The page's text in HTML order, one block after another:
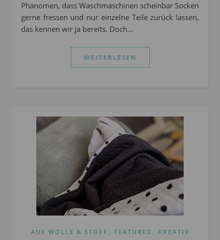
Phänomen, dass Waschmaschinen scheinbar Socken
gerne fressen und nur einzelne Teile zurück lassen,
das kennen wir ja bereits. Doch…
WEITERLESEN
AUS WOLLE & STOFF , FEATURED , KREATIV